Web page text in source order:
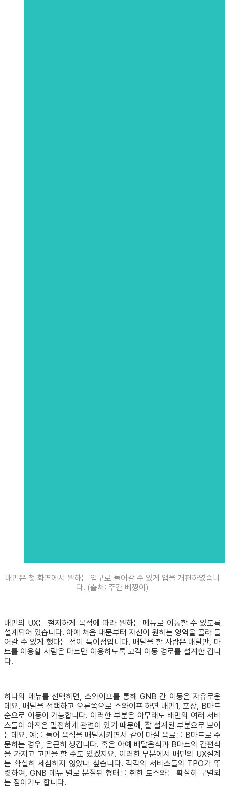
배민은 첫 화면에서 원하는 입구로 들어갈 수 있게 앱을 개편하였습니
다. (출처: 주간 베짱이)
배민의 UX는 철저하게 목적에 따라 원하는 메뉴로 이동할 수 있도록
설계되어 있습니다. 아예 처음 대문부터 자신이 원하는 영역을 골라 들
어갈 수 있게 했다는 점이 특이점입니다. 배달을 할 사람은 배달만, 마
트를 이용할 사람은 마트만 이용하도록 고객 이동 경로를 설계한 겁니
다.
하나의 메뉴를 선택하면, 스와이프를 통해 GNB 간 이동은 자유로운
데요. 배달을 선택하고 오른쪽으로 스와이프 하면 배민1, 포장, B마트
순으로 이동이 가능합니다. 이러한 부분은 아무래도 배민의 여러 서비
스들이 아직은 밀접하게 관련이 있기 때문에, 잘 설계된 부분으로 보이
는데요. 예를 들어 음식을 배달시키면서 같이 마실 음료를 B마트로 주
문하는 경우, 은근히 생깁니다. 혹은 아예 배달음식과 B마트의 간편식
을 가지고 고민을 할 수도 있겠지요. 이러한 부분에서 배민의 UX설계
는 확실히 세심하지 않았나 싶습니다. 각각의 서비스들의 TPO가 뚜
렷하여, GNB 메뉴 별로 분절된 형태를 취한 토스와는 확실히 구별되
는 점이기도 합니다.